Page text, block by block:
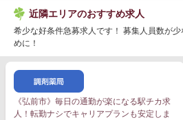
近隣エリアのおすすめ求人
希少な好条件急募求人です！ 募集人員数が
めに！
《弘前市》毎日の通勤が楽になる駅チカ求
人！転勤ナシでキャリアプランも安定しま